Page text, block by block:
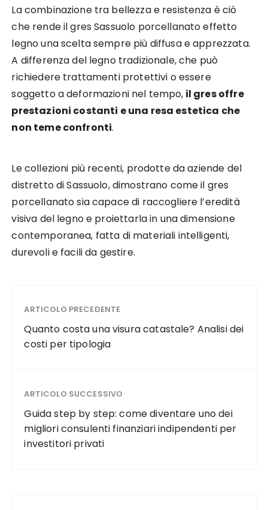
La combinazione tra bellezza e resistenza è ciò
che rende il gres Sassuolo porcellanato effetto
legno una scelta sempre più diffusa e apprezzata.
A differenza del legno tradizionale, che può
richiedere trattamenti protettivi o essere
soggetto a deformazioni nel tempo, il gres offre
prestazioni costanti e una resa estetica che
non teme confronti.
Le collezioni più recenti, prodotte da aziende del
distretto di Sassuolo, dimostrano come il gres
porcellanato sia capace di raccogliere l’eredità
visiva del legno e proiettarla in una dimensione
contemporanea, fatta di materiali intelligenti,
durevoli e facili da gestire.
ARTICOLO PRECEDENTE
Quanto costa una visura catastale? Analisi dei
costi per tipologia
ARTICOLO SUCCESSIVO
Guida step by step: come diventare uno dei
migliori consulenti finanziari indipendenti per
investitori privati